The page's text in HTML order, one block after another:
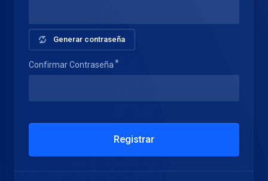
Generar contraseña
Confirmar Contraseña
Registrar